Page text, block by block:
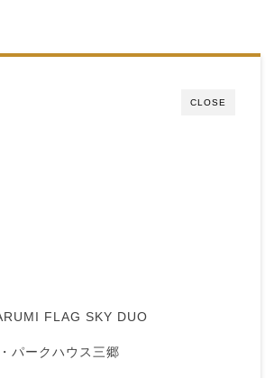
CLOSE
FLAG SKY DUO
パークハウス三郷